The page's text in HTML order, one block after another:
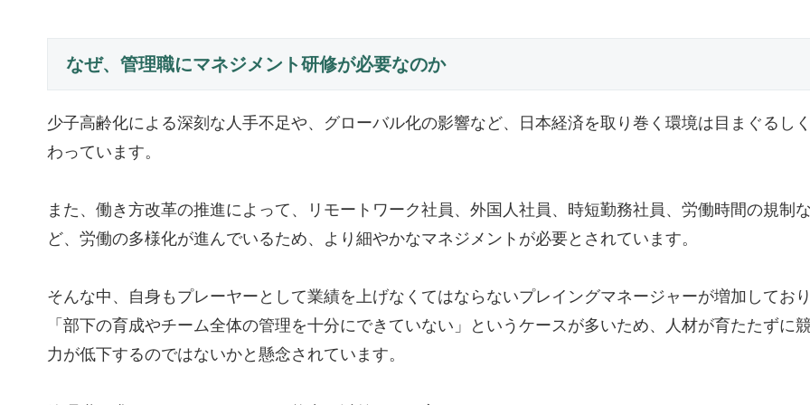
なぜ、管理職にマネジメント研修が必要なのか
少子高齢化による深刻な人手不足や、グローバル化の影響など、日本経済を取り巻く環境は目まぐるし
わっています。
また、働き方改革の推進によって、リモートワーク社員、外国人社員、時短勤務社員、労働時間の規制な
ど、労働の多様化が進んでいるため、より細やかなマネジメントが必要とされています。
そんな中、自身もプレーヤーとして業績を上げなくてはならないプレイングマネージャーが増加しており
「部下の育成やチーム全体の管理を十分にできていない」というケースが多いため、人材が育たたずに
力が低下するのではないかと懸念されています。